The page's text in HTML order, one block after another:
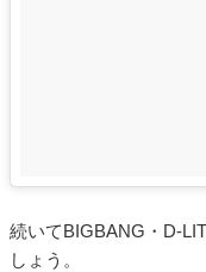
続いてBIGBANG・D-
しょう。